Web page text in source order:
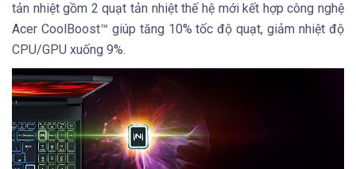
tản nhiệt gồm 2 quạt tản nhiệt thế hệ mới kết hợp công nghệ
Acer CoolBoost™ giúp tăng 10% tốc độ quạt, giảm nhiệt độ
CPU/GPU xuống 9%.